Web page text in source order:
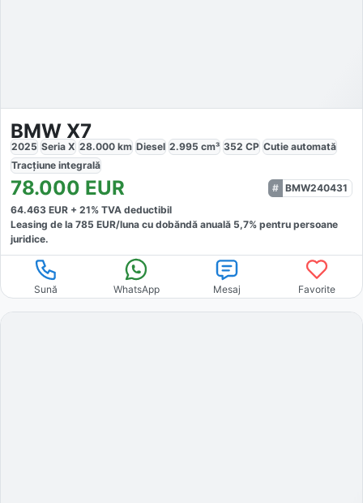
BMW X7
2025 Seria X 28.000 km Diesel 2.995 cm³ 352 CP Cutie automată
Tracțiune integrală
78.000 EUR
BMW240431
64.463 EUR + 21% TVA deductibil
Leasing de la 785 EUR/luna cu dobăndă anuală 5,7% pentru persoane
juridice.
Sună WhatsApp Mesaj Favorite